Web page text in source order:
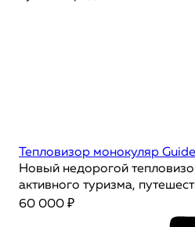
Тепловизор монокуляр
Новый недорогой
активного туризма,
60 000 ₽